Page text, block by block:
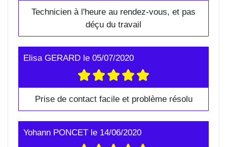
Technicien à l'heure au rendez-vous, et pas
déçu du travail
Elisa GERARD le 05/07/2020
Prise de contact facile et problème résolu
Yohann PONCET le 14/06/2020